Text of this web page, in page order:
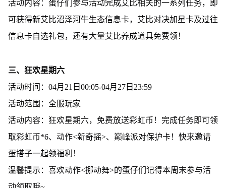
活动内容：蛋仔们参与活动完成艾比相关的一系列任务，即
可获得新艾比沼泽河牛生态信息卡，艾比对决加星卡及过往
信息卡自选礼包，还有大量艾比养成道具免费领！
三、狂欢星期六
活动时间：04月21日00:05-04月27日23:59
活动范围：全服玩家
活动内容：狂欢星期六，免费放送彩虹币！完成任务即可领
取彩虹币*6、动作<新奇摇>、巅峰派对保护卡！快来邀请
蛋搭子一起领福利！
温馨提示：喜欢动作<挪动舞>的蛋仔们记得本周末参与活